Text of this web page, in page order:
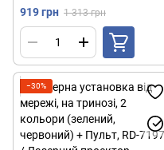
8010L, Зелений / Диско-
проектор / Лазерний
проектор
919 грн 1 313 грн
−30%